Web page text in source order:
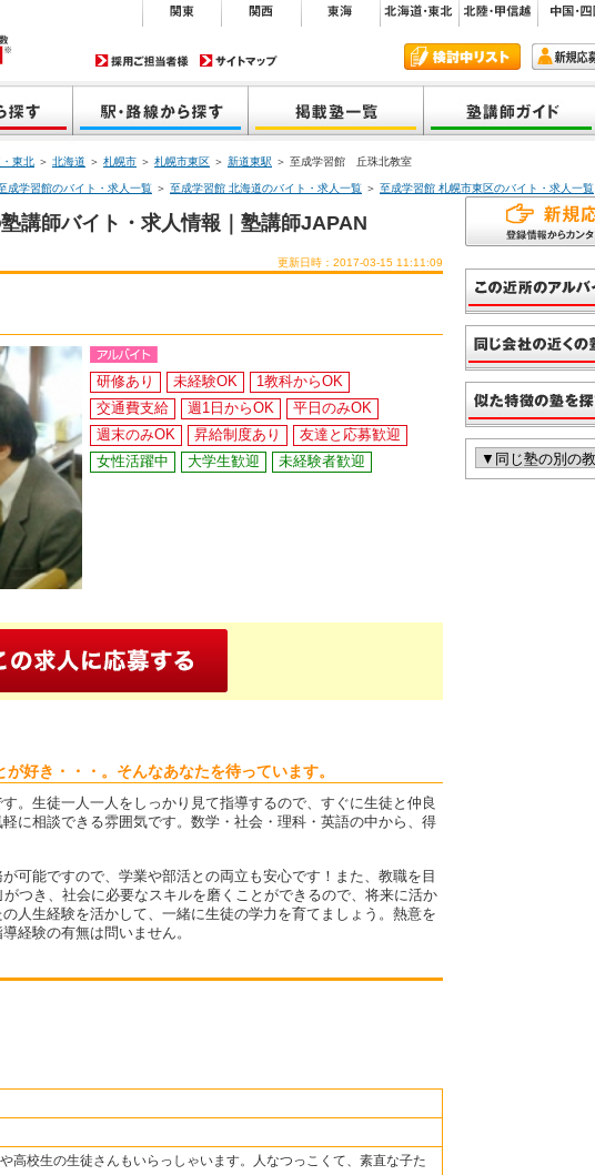
東北 ＞ 北海道 ＞ 札幌市 ＞ 札幌市東区 ＞ 新道東駅 ＞ 至成学習館 丘珠北教室
成学習館のバイト・求人一覧 ＞ 至成学習館 北海道のバイト・求人一覧 ＞ 至成学習館 札幌市東区のバイト・求人一覧
講師バイト・求人情報｜塾講師JAPAN
更新日時：2017-03-15 11:11:09
研修あり 未経験OK
1教科からOK
交通費支給
週1日からOK
平日のみOK
週末のみOK
昇給制度あり
友達と応募歓迎
女性活躍中
大学生歓迎 未経験者歓迎
好き・・・。そんなあなたを待っています。
。生徒一人一人をしっかり見て指導するので、すぐに生徒と仲良
に相談できる雰囲気です。数学・社会・理科・英語の中から、得
可能ですので、学業や部活との両立も安心です！また、教職を目
つき、社会に必要なスキルを磨くことができるので、将来に活か
人生経験を活かして、一緒に生徒の学力を育てましょう。熱意を
経験の有無は問いません。
高校生の生徒さんもいらっしゃいます。人なつっこくて、素直な子た